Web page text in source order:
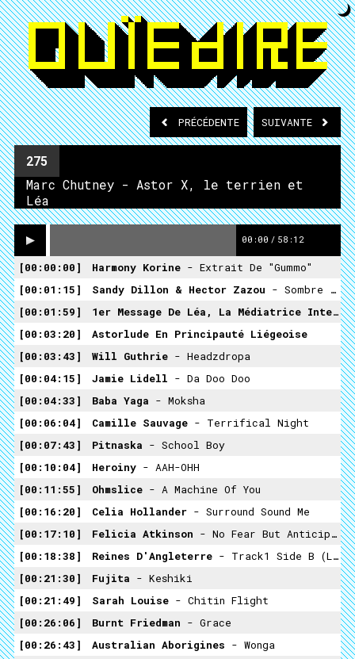
PRÉCÉDENTE SUIVANTE
275
Marc Chutney - Astor X, le terrien et
Léa
00:00 / 58:12
00:00:00 Harmony Korine - Extrait De "Gummo"
00:01:15
Sandy Dillon & Hector Zazou - Sombre (LeSubmarine)
00:01:59
1er Message De Léa, La Médiatrice Interstellaire
00:03:20
Astorlude En Principauté Liégeoise
00:03:43
Will Guthrie - Headzdropa
00:04:15
Jamie Lidell - Da Doo Doo
00:04:33
Baba Yaga - Moksha
00:06:04
Camille Sauvage - Terrifical Night
00:07:43
Pitnaska - School Boy
00:10:04
Heroiny - AAH-OHH
00:11:55
Ohmslice - A Machine Of You
00:16:20
Celia Hollander - Surround Sound Me
00:17:10
Felicia Atkinson - No Fear But Anticipation
00:18:38
Reines D'Angleterre - Track1 Side B (Les Comores)
00:21:30
Fujita - Keshiki
00:21:49
Sarah Louise - Chitin Flight
00:26:06
Burnt Friedman - Grace
00:26:43
Australian Aborigines - Wonga